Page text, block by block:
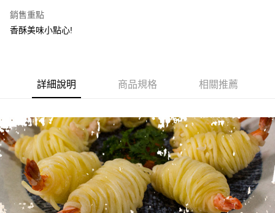
相關說明
【關於「AFTEE先享後付」】
３．安心：先確認商品／服務後，再付款。
１．於結帳方式選擇「AFTEE先享後付」後，將跳轉至「AFTEE先享後付」
結帳頁面，進行簡訊認證並確認金額後，即可完成結帳。
２．訂單成立數日內，您將收到繳費通知簡訊。
３．收到繳費通知簡訊後14天內，點擊此簡訊中的連結，可透過四大超商／
ATM／網路銀行／等多元方式進行付款，方視為交易完成。
※ 請注意：結帳手續完成當下不需立刻繳費，但若您需要取消訂單，請聯絡
購買商品的店家。未經商家同意取消之訂單仍視為有效，需透過AFTEE先享
後付繳納相關費用。
※ 交易是否成功請以「AFTEE先享後付 」之結帳頁面顯示為準，若有關於
運送方式
每筆NT$220
離島-冷凍宅配
每筆NT$350
黑貓冷凍-貨到付款(含到付手續費30元)
每筆NT$250
銷售重點
香酥美味小點心!
詳細說明 商品規格 相關推薦